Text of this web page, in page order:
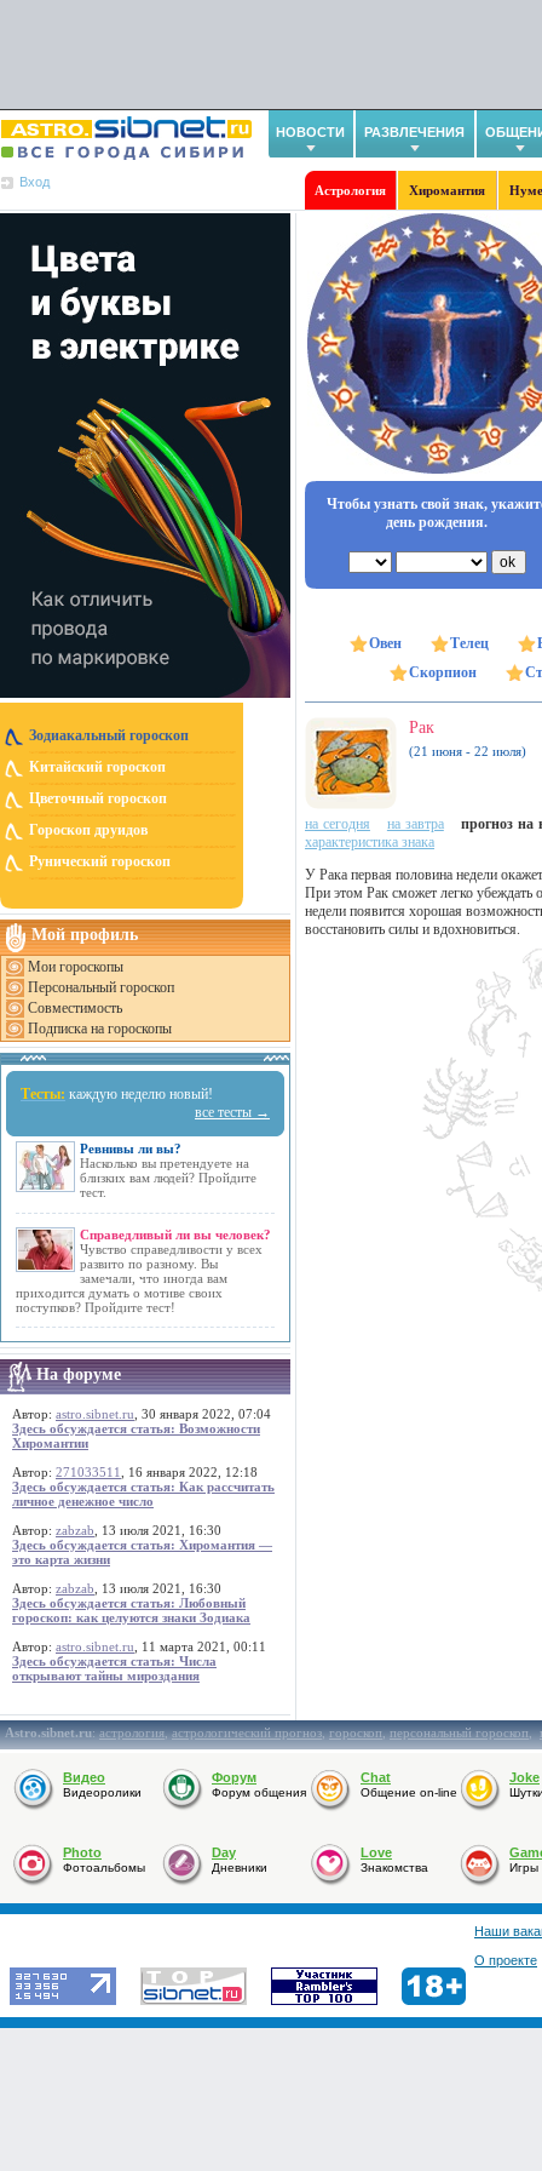
НОВОСТИ РАЗВЛЕЧЕНИЯ
Вход
Астрология Хиромантия
Зодиакальный гороскоп
Китайский гороскоп
Цветочный гороскоп
Гороскоп друидов
Рунический гороскоп
Мой профиль
Мои гороскопы
Персональный гороскоп
Совместимость
Подписка на гороскопы
Тесты: каждую неделю новый!
все тесты →
Ревнивы ли вы?
Насколько вы претендуете на
близких вам людей? Пройдите
тест.
Справедливый ли вы человек?
Чувство справедливости у всех
развито по разному. Вы
замечали, что иногда вам
приходится думать о мотиве своих
поступков? Пройдите тест!
На форуме
Автор: astro.sibnet.ru , 30 января 2022, 07:04
Здесь обсуждается статья: Возможности
Хиромантии
Автор: 271033511
, 16 января 2022, 12:18
Здесь обсуждается статья: Как рассчитать
личное денежное число
Автор: zabzab , 13 июля 2021, 16:30
Здесь обсуждается статья: Хиромантия —
это карта жизни
Автор: zabzab , 13 июля 2021, 16:30
Здесь обсуждается статья: Любовный
гороскоп: как целуются знаки Зодиака
Автор: astro.sibnet.ru , 11 марта 2021, 00:11
Здесь обсуждается статья: Числа
открывают тайны мироздания
Чтобы узнать свой знак,
день рождения.
Овен Телец
Скорпион
Рак
(21 июня - 22 июля)
на сегодня на завтра
прогноз на
характеристика знака
У Рака первая половина недели
При этом Рак сможет легко убеждать
недели появится хорошая
восстановить силы и вдохновиться.
Astro.sibnet.ru:астрология,астрологический прогноз,гороскоп,персональный гороскоп,
Видео
Видеоролики
Форум
Форум общения
Chat
Общение on-line
Joke
Photo
Фотоальбомы
Day
Дневники
Love
Знакомства Игры
Наши
О проекте